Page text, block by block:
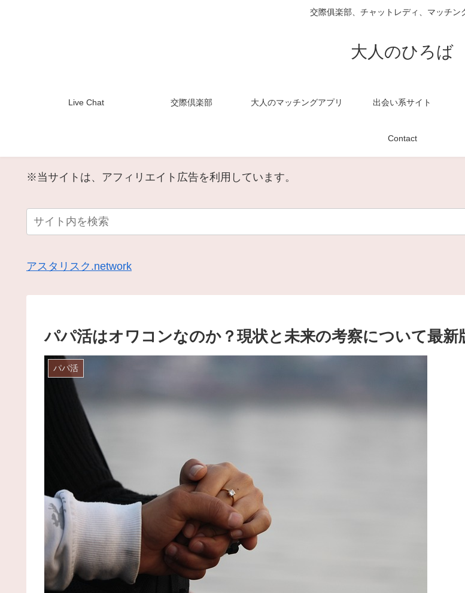
交際俱楽部、チャットレディ、マッチン
大人のひろば
Live Chat 交際倶楽部 大人のマッチングアプリ 出会い系サイト
Contact
※当サイトは、アフィリエイト広告を利用しています。
アスタリスク.network
パパ活はオワコンなのか？現状と未来の考察について最新
パパ活